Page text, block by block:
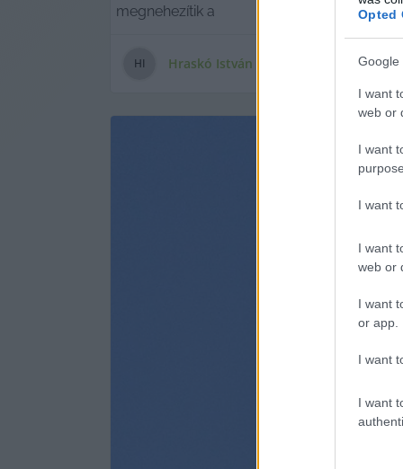
Opted
Google
I want
web or
I want
I want
I want
web or
I want
or app.
I want
I want
megnehezítik a
HI Hraskó István